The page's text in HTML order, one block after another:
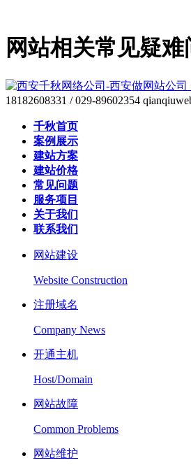
网站相关常见疑
18182608331 / 029-89602354
千秋首页
案例展示
建站方案
建站价格
常见问题
服务项目
关于我们
联系我们
网站建设
Website Construction
注册域名
Company News
开通主机
Host/Domain
网站故障
Common Problems
网站维护